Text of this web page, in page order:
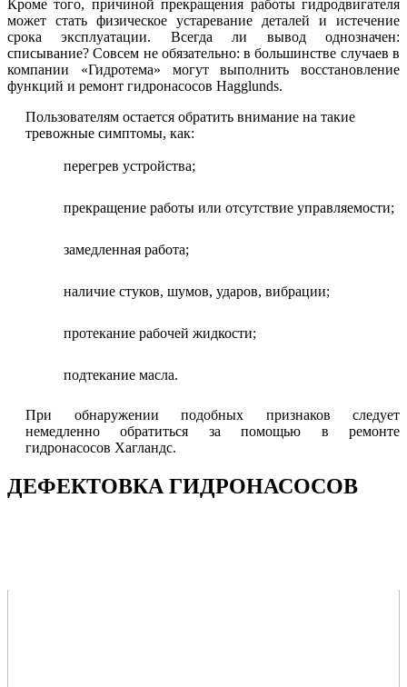
Кроме того, причиной прекращения работы гидродвигателя
может стать физическое устаревание деталей и истечение
срока эксплуатации. Всегда ли вывод однозначен:
списывание? Совсем не обязательно: в большинстве случаев в
компании «Гидротема» могут выполнить восстановление
функций и ремонт гидронасосов Hagglunds.
Пользователям остается обратить внимание на такие
тревожные симптомы, как:
перегрев устройства;
прекращение работы или отсутствие управляемости;
замедленная работа;
наличие стуков, шумов, ударов, вибрации;
протекание рабочей жидкости;
подтекание масла.
При обнаружении подобных признаков следует
немедленно обратиться за помощью в ремонте
гидронасосов Хагландс.
ДЕФЕКТОВКА ГИДРОНАСОСОВ